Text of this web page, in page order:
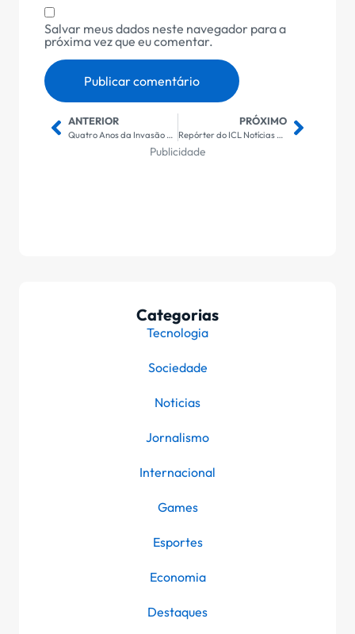
Salvar meus dados neste navegador para a
próxima vez que eu comentar.
ANTERIOR
Quatro Anos da Invasão da Ucrânia: Análise dos Impactos Geopolíticos e Humanitários
PRÓXIMO
Repórter do ICL Notícias Enfrenta Intimidação Após Questionar Deputados da Oposição em Cobertura Polêmica
Publicidade
Categorias
Tecnologia
Sociedade
Noticias
Jornalismo
Internacional
Games
Esportes
Economia
Destaques